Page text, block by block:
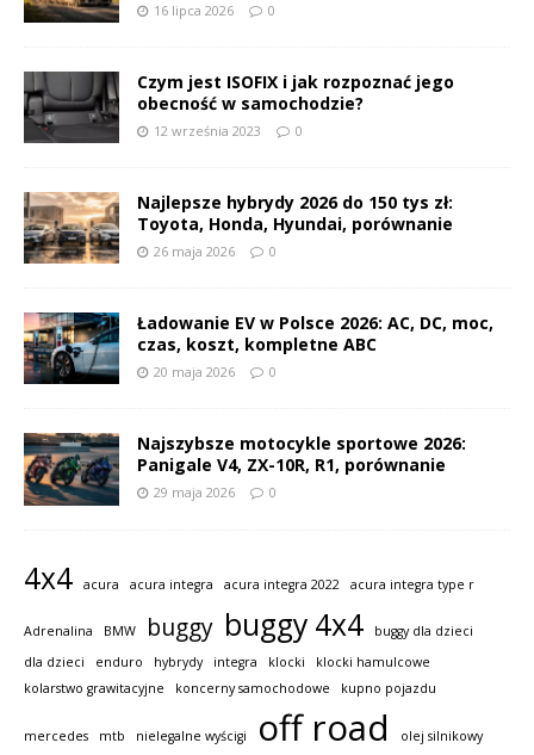
16 lipca 2026 0
Czym jest ISOFIX i jak rozpoznać jego
obecność w samochodzie?
12 września 2023 0
Najlepsze hybrydy 2026 do 150 tys zł:
Toyota, Honda, Hyundai, porównanie
26 maja 2026 0
Ładowanie EV w Polsce 2026: AC, DC, moc,
czas, koszt, kompletne ABC
20 maja 2026 0
Najszybsze motocykle sportowe 2026:
Panigale V4, ZX-10R, R1, porównanie
29 maja 2026 0
4x4 acura acura integra acura integra 2022 acura integra type r
Adrenalina BMW buggy buggy 4x4
buggy dla dzieci
dla dzieci
enduro hybrydy integra klocki
klocki hamulcowe
kolarstwo grawitacyjne
koncerny samochodowe kupno pojazdu
mercedes mtb nielegalne wyścigi off road olej silnikowy